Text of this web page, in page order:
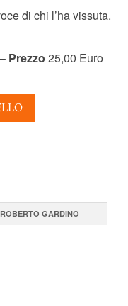
di chi l’ha vissuta.
Prezzo 25,00 Euro
ROBERTO GARDINO